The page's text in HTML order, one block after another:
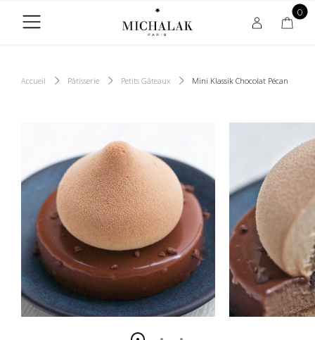
0
Accueil Pâtisserie Petits Gâteaux Mini Klassik Chocolat Pécan